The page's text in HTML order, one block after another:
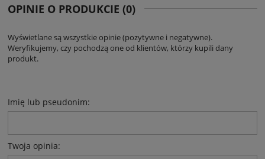
OPINIE O PRODUKCIE (0)
Wyświetlane są wszystkie opinie (pozytywne i negatywne).
Weryfikujemy, czy pochodzą one od klientów, którzy kupili dany
produkt.
Imię lub pseudonim:
Twoja opinia: